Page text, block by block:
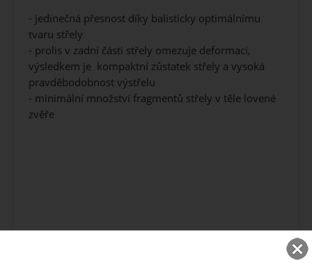
- jedinečná přesnost díky balisticky optimálnímu
tvaru střely
- prolis v zadní části střely omezuje deformaci,
výsledkem je kompaktní zůstatek střely a vysoká
pravděbodobnost výstřelu
- minimální množství fragmentů střely v těle lovené
zvěře